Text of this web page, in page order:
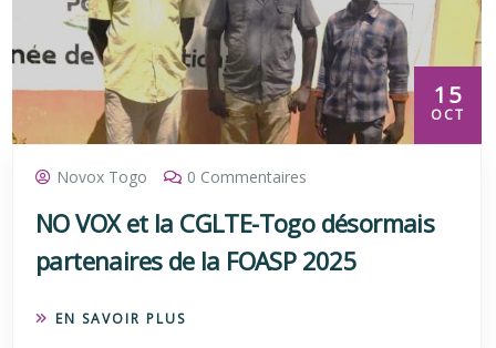
15
OCT
Novox Togo 0 Commentaires
NO VOX et la CGLTE-Togo désormais
partenaires de la FOASP 2025
EN SAVOIR PLUS